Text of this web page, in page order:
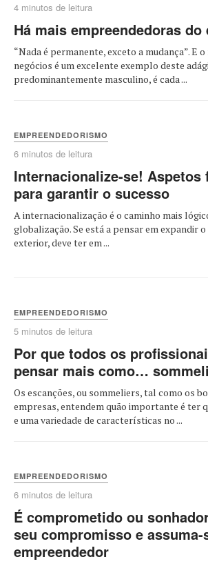
4 minutos de leitura
Há mais empreendedoras do
“Nada é permanente, exceto a mudança”. E
negócios é um excelente exemplo deste
predominantemente masculino, é cada ...
EMPREENDEDORISMO
6 minutos de leitura
Internacionalize-se! Aspetos
para garantir o sucesso
A internacionalização é o caminho mais
globalização. Se está a pensar em expandir
exterior, deve ter em ...
EMPREENDEDORISMO
5 minutos de leitura
Por que todos os
pensar mais como…
Os escanções, ou sommeliers, tal como os
empresas, entendem quão importante é ter
e uma variedade de características no ...
EMPREENDEDORISMO
6 minutos de leitura
É comprometido ou
seu compromisso e
empreendedor